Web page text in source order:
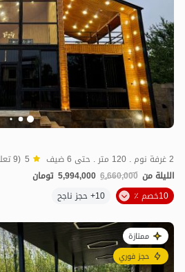
2 غرفة نوم . 120 متر . حتى 6 ضيف 5 (9 تعليق)
الليلة من 6,660,000
5,994,000 تومان
10خصم ٪
10+ حجز ناجح
ممتازة
حجز فوري